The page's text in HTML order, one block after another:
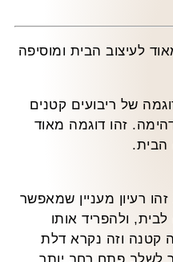
לעיצוב הבית ומוסיפה
של ריבועים קטנים
זהו דוגמה מאוד
הבית.
רעיון מעניין שמאפשר
ולהפריד אותו
קטנה וזה נקרא דלת
לשלב פתח רחב יותר